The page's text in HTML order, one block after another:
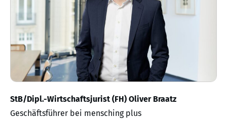
StB/Dipl.-Wirtschaftsjurist (FH) Oliver Braatz
Geschäftsführer bei mensching plus